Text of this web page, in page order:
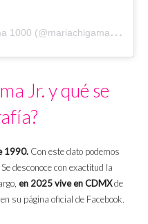
A
post shared by Mariachi Gama 1000 (@mariachigamamil)
Jr. y qué se
1990. Con este dato podemos
Se desconoce con exactitud la
en 2025 vive en CDMXde
su página oficial de Facebook.